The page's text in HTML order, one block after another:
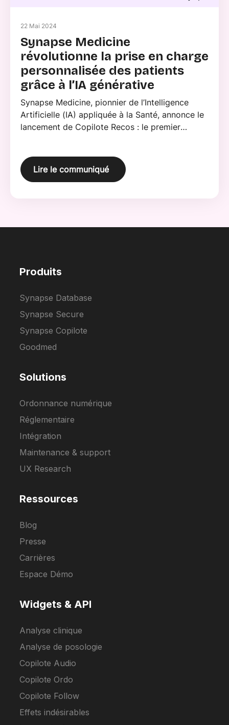
22 Mai 2024
Synapse Medicine
révolutionne la prise en charge
personnalisée des patients
grâce à l’IA générative
Synapse Medicine, pionnier de l’Intelligence
Artificielle (IA) appliquée à la Santé, annonce le
lancement de Copilote Recos : le premier
révolutionnaire permettra à un tiers des
médecins de ville et à 300 hôpitaux en France
Lire le communiqué
Produits
Synapse Database
Synapse Secure
Synapse Copilote
Goodmed
Solutions
Ordonnance numérique
Réglementaire
Intégration
Maintenance & support
UX Research
Ressources
Blog
Presse
Carrières
Espace Démo
Widgets & API
Analyse clinique
Analyse de posologie
Copilote Audio
Copilote Ordo
Copilote Follow
Effets indésirables